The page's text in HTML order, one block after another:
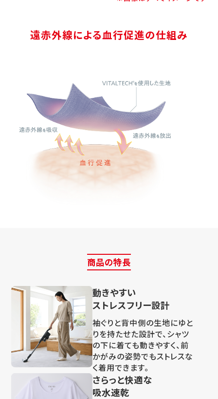
遠赤外線による血行促進の仕組み
商品の特長
動きやすい
ストレスフリー設計
袖ぐりと背中側の生地にゆと
りを持たせた設計で、シャツ
の下に着ても動きやすく、前
かがみの姿勢でもストレスな
く着用できます。
さらっと快適な
吸水速乾